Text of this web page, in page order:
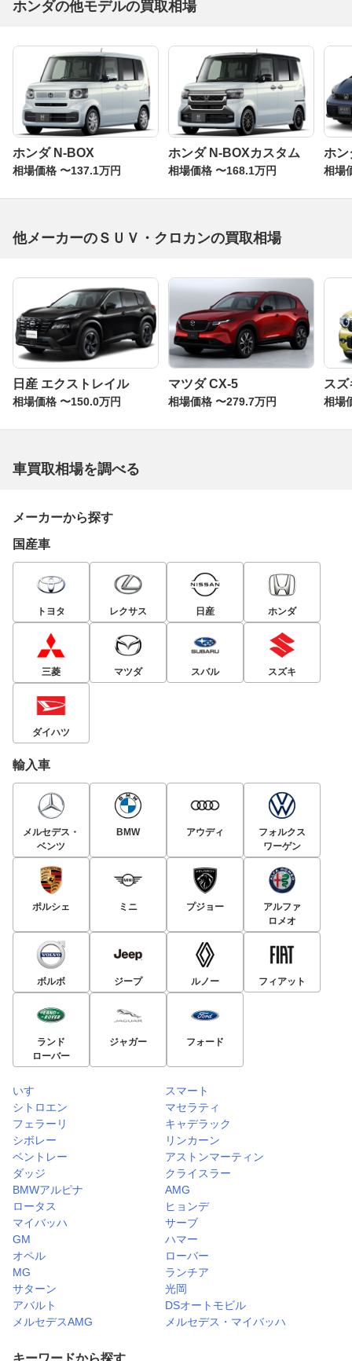
ホンダの他モデルの買取相場
ホンダ N-BOX
相場価格 〜137.1万円
ホンダ N-BOXカスタム
相場価格 〜168.1万円
ホン
相場
他メーカーのＳＵＶ・クロカンの買取相場
日産 エクストレイル
相場価格 〜150.0万円
マツダ CX-5
相場価格 〜279.7万円
ス
相場
車買取相場を調べる
メーカーから探す
国産車
トヨタ レクサス 日産 ホンダ
三菱 マツダ スバル スズキ
ダイハツ
輸入車
メルセデス・
ベンツ
BMW アウディ
フォルクス
ワーゲン
ポルシェ ミニ プジョー
アルファ
ロメオ
ボルボ ジープ ルノー フィアット
ランド
ローバー
ジャガー フォード
いすゞ
スマート
シトロエン
マセラティ
フェラーリ
キャデラック
シボレー
リンカーン
ベントレー
アストンマーティン
ダッジ
クライスラー
BMWアルピナ
AMG
ロータス
ヒョンデ
マイバッハ
サーブ
GM
ハマー
オペル
ローバー
MG
ランチア
サターン
光岡
アバルト
DSオートモビル
メルセデスAMG
メルセデス・マイバッハ
キーワードから探す